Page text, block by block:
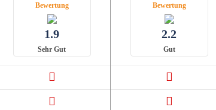
Bewertung
1.9
Sehr Gut
Bewertung
2.2
Gut